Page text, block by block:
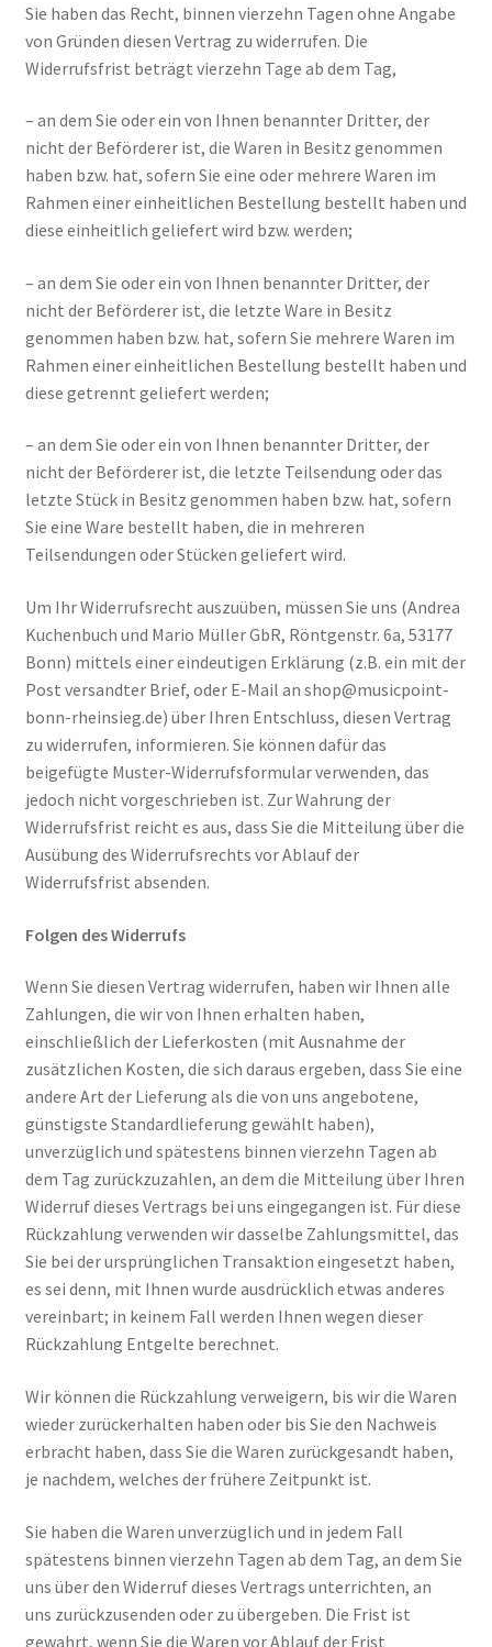
Sie haben das Recht, binnen vierzehn Tagen ohne Angabe
von Gründen diesen Vertrag zu widerrufen. Die
Widerrufsfrist beträgt vierzehn Tage ab dem Tag,
– an dem Sie oder ein von Ihnen benannter Dritter, der
nicht der Beförderer ist, die Waren in Besitz genommen
haben bzw. hat, sofern Sie eine oder mehrere Waren im
Rahmen einer einheitlichen Bestellung bestellt haben und
diese einheitlich geliefert wird bzw. werden;
– an dem Sie oder ein von Ihnen benannter Dritter, der
nicht der Beförderer ist, die letzte Ware in Besitz
genommen haben bzw. hat, sofern Sie mehrere Waren im
Rahmen einer einheitlichen Bestellung bestellt haben und
diese getrennt geliefert werden;
– an dem Sie oder ein von Ihnen benannter Dritter, der
nicht der Beförderer ist, die letzte Teilsendung oder das
letzte Stück in Besitz genommen haben bzw. hat, sofern
Sie eine Ware bestellt haben, die in mehreren
Teilsendungen oder Stücken geliefert wird.
Um Ihr Widerrufsrecht auszuüben, müssen Sie uns (Andrea
Kuchenbuch und Mario Müller GbR, Röntgenstr. 6a, 53177
Bonn) mittels einer eindeutigen Erklärung (z.B. ein mit der
Post versandter Brief, oder E-Mail an shop@musicpoint-
bonn-rheinsieg.de) über Ihren Entschluss, diesen Vertrag
zu widerrufen, informieren. Sie können dafür das
beigefügte Muster-Widerrufsformular verwenden, das
jedoch nicht vorgeschrieben ist. Zur Wahrung der
Widerrufsfrist reicht es aus, dass Sie die Mitteilung über die
Ausübung des Widerrufsrechts vor Ablauf der
Widerrufsfrist absenden.
Folgen des Widerrufs
Wenn Sie diesen Vertrag widerrufen, haben wir Ihnen alle
Zahlungen, die wir von Ihnen erhalten haben,
einschließlich der Lieferkosten (mit Ausnahme der
zusätzlichen Kosten, die sich daraus ergeben, dass Sie eine
andere Art der Lieferung als die von uns angebotene,
günstigste Standardlieferung gewählt haben),
unverzüglich und spätestens binnen vierzehn Tagen ab
dem Tag zurückzuzahlen, an dem die Mitteilung über Ihren
Widerruf dieses Vertrags bei uns eingegangen ist. Für diese
Rückzahlung verwenden wir dasselbe Zahlungsmittel, das
Sie bei der ursprünglichen Transaktion eingesetzt haben,
es sei denn, mit Ihnen wurde ausdrücklich etwas anderes
vereinbart; in keinem Fall werden Ihnen wegen dieser
Rückzahlung Entgelte berechnet.
Wir können die Rückzahlung verweigern, bis wir die Waren
wieder zurückerhalten haben oder bis Sie den Nachweis
erbracht haben, dass Sie die Waren zurückgesandt haben,
je nachdem, welches der frühere Zeitpunkt ist.
Sie haben die Waren unverzüglich und in jedem Fall
spätestens binnen vierzehn Tagen ab dem Tag, an dem Sie
uns über den Widerruf dieses Vertrags unterrichten, an
uns zurückzusenden oder zu übergeben. Die Frist ist
gewahrt, wenn Sie die Waren vor Ablauf der Frist